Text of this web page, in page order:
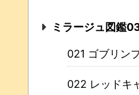
ミラージュ図鑑
021 ゴブリン
022 レッドキ